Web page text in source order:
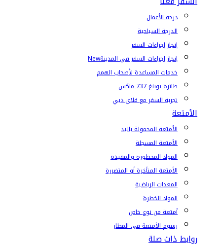
درجة الأعمال
الدرجة السياحية
إنجاز إجراءات السفر
إنجاز إجراءات السفر في المدينةNew
خدمات المساعدة لأصحاب الهمم
طائرة بوينغ 737 ماكس
تجربة السفر مع فلاي دبي
الأمتعة
الأمتعة المحمولة باليد
الأمتعة المسجلة
المواد المحظورة والمقيدة
الأمتعة المتأخرة أو المتضررة
المعدات الرياضية
المواد الخطرة
أمتعة من نوع خاص
رسوم الأمتعة في المطار
روابط ذات صلة